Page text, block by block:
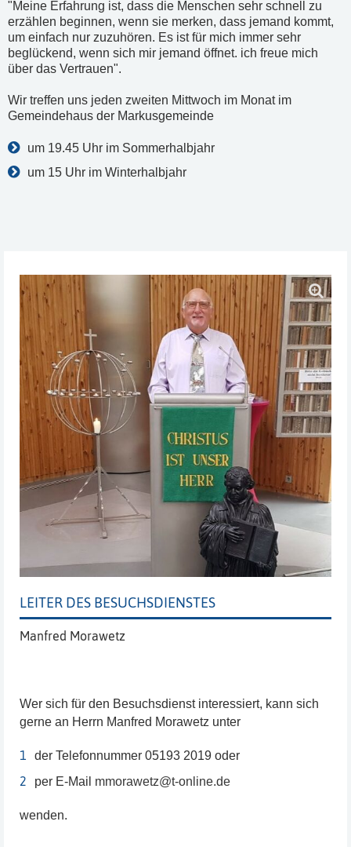
"Meine Erfahrung ist, dass die Menschen sehr schnell zu
erzählen beginnen, wenn sie merken, dass jemand kommt,
um einfach nur zuzuhören. Es ist für mich immer sehr
beglückend, wenn sich mir jemand öffnet. ich freue mich
über das Vertrauen".
Wir treffen uns jeden zweiten Mittwoch im Monat im
Gemeindehaus der Markusgemeinde
um 19.45 Uhr im Sommerhalbjahr
um 15 Uhr im Winterhalbjahr
LEITER DES BESUCHSDIENSTES
Manfred Morawetz
Wer sich für den Besuchsdienst interessiert, kann sich
gerne an Herrn Manfred Morawetz unter
der Telefonnummer 05193 2019 oder
per E-Mail mmorawetz@t-online.de
wenden.